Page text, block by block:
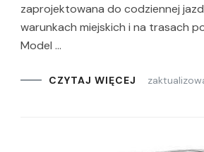
zaprojektowana do codziennej
warunkach miejskich i na trasach
Model …
CZYTAJ WIĘCEJ